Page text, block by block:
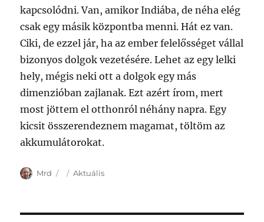
kapcsolódni. Van, amikor Indiába, de néha elég
csak egy másik központba menni. Hát ez van.
Ciki, de ezzel jár, ha az ember felelősséget vállal
bizonyos dolgok vezetésére. Lehet az egy lelki
hely, mégis neki ott a dolgok egy más
dimenzióban zajlanak. Ezt azért írom, mert
most jöttem el otthonról néhány napra. Egy
kicsit összerendeznem magamat, töltöm az
akkumulátorokat.
Author
Mrd
Posted
Categories
Aktuális